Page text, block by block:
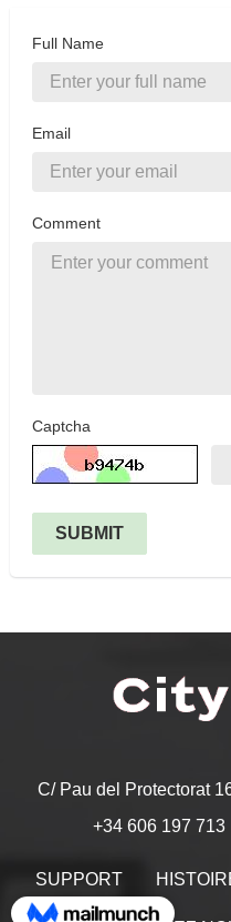
Full Name
Email
Comment
Captcha
SUBMIT
C/ Pau del Protectorat
+34 606 197 713
SUPPORT